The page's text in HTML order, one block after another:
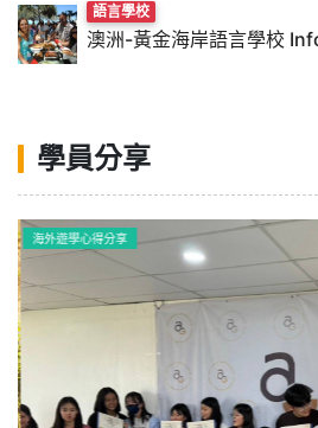
語言學校
澳洲-黃金海岸語言學校
學員分享
海外遊學心得分享